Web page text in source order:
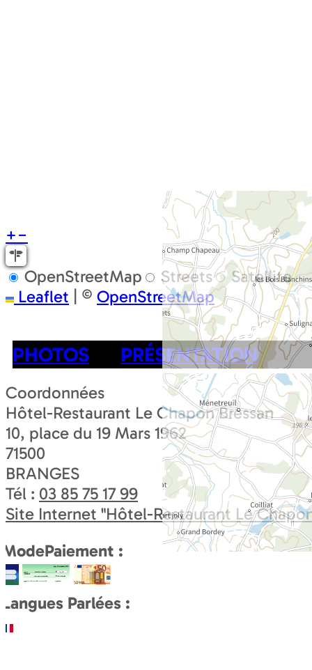
+−
OpenStreetMap Streets
Satellite
Leaflet | © OpenStreetMap
PHOTOS PRÉSENTATION
Coordonnées
Hôtel-Restaurant Le Chapon Bressan
10, place du 19 Mars 1962
71500
BRANGES
Tél : 03 85 75 17 99
Site Internet "Hôtel-Restaurant Le
ModePaiement :
Langues Parlées :